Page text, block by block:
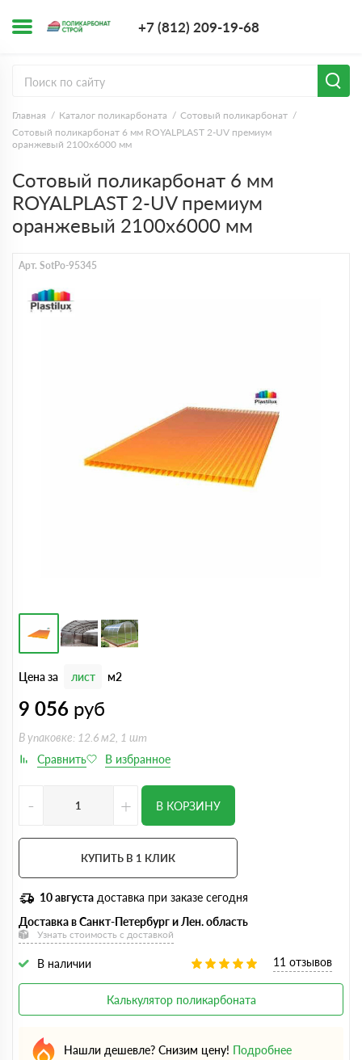
+7 (812) 209-19-68
Главная Каталог поликарбоната
Сотовый поликарбонат
Сотовый поликарбонат 6 мм ROYALPLAST 2-UV премиум
оранжевый 2100х6000 мм
Сотовый поликарбонат 6 мм
ROYALPLAST 2-UV премиум
оранжевый 2100х6000 мм
Арт. SotPo-95345
Цена за лист м2
9 056 руб
В упаковке: 12.6 м2, 1 шт
- + В КОРЗИНУ
КУПИТЬ В 1 КЛИК
10 августа доставка при заказе сегодня
Доставка в Санкт-Петербург и Лен. область
Узнать стоимость с доставкой
В наличии 11 отзывов
Калькулятор поликарбоната
Нашли дешевле? Снизим цену! Подробнее